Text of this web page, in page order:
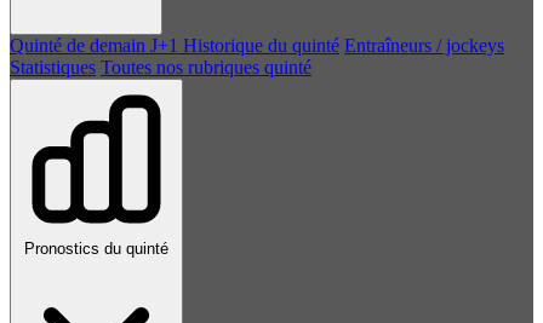
Quinté de demain J+1 Historique du quinté Entraîneurs / jockeys
Statistiques Toutes nos rubriques quinté
Pronostics du quinté